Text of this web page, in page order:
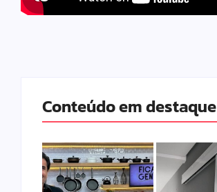
Conteúdo em destaque